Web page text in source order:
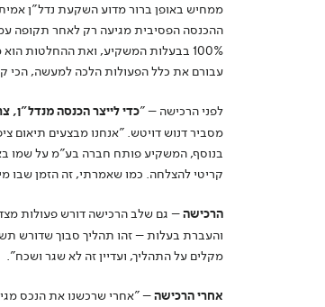
ממחיש באופן ברור מדוע השקעת נדל"ן
ההכנסה הפסיבית מגיעה רק לאחר תקופה
100% בבעלות המשקיע, ואת ההחלטות
עבורם את כלל הפעולות הלכה למעשה, הכי
לפני הרכישה – "כדי לייצר הכנסה מנדל"ן,
מסביר דנוש דויטש. "אנחנו מבצעים תיאום
בנוסף, המשקיע פותח חברה בע"מ על שמו
קריטי להצלחה. כמו שאמרתי, זה הזמן
הרכישה– גם שלב הרכישה דורש פעולות
והעברת בעלות – זהו תהליך סבוך שדורש
מקלים על התהליך, ועדיין זה לא שגר ושכח".
אחרי הרכישה– "אחרי שרכשנו את הנכס